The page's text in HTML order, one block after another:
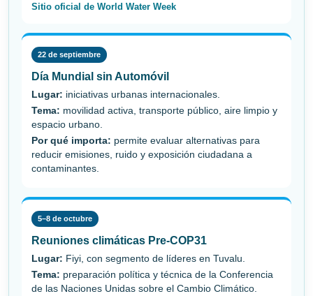
Sitio oficial de World Water Week
22 de septiembre
Día Mundial sin Automóvil
Lugar: iniciativas urbanas internacionales.
Tema: movilidad activa, transporte público, aire limpio y
espacio urbano.
Por qué importa: permite evaluar alternativas para
reducir emisiones, ruido y exposición ciudadana a
contaminantes.
5–8 de octubre
Reuniones climáticas Pre-COP31
Lugar: Fiyi, con segmento de líderes en Tuvalu.
Tema: preparación política y técnica de la Conferencia
de las Naciones Unidas sobre el Cambio Climático.